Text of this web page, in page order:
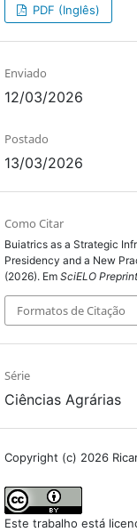
PDF (Inglês)
Enviado
12/03/2026
Postado
13/03/2026
Como Citar
Buiatrics as a Strategic
Presidency and a New
(2026). Em SciELO
Formatos de Citação
Série
Ciências Agrárias
Copyright (c) 2026
Este trabalho está